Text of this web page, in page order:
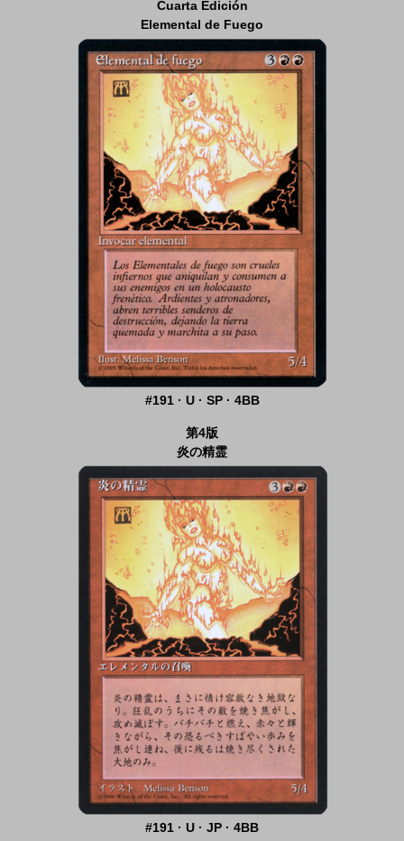
Cuarta Edición
Elemental de Fuego
#191 · U · SP · 4BB
第4版
炎の精霊
#191 · U · JP · 4BB